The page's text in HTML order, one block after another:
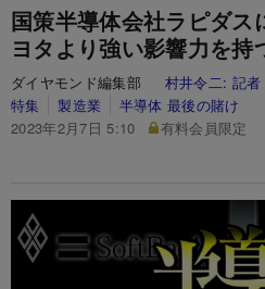
国策半導体会社ラピダス
ヨタより強い影響力を持
ダイヤモンド編集部 村井令二: 記者
特集
製造業
半導体 最後の賭け
2023年2月7日 5:10
有料会員限定